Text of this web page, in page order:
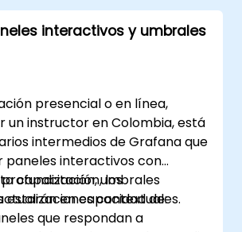
interactivos y umbrales
presencial o en línea,
un instructor en Colombia, está
intermedios de Grafana que
paneles interactivos con
umbrales
contextuales.
capacitación, los
estarán en capacidad de:
que respondan a